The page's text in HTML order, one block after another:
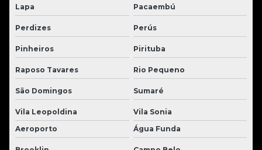
Lapa Pacaembú
Perdizes Perús
Pinheiros Pirituba
Raposo Tavares Rio Pequeno
São Domingos Sumaré
Vila Leopoldina
Vila Sonia
Aeroporto
Água Funda